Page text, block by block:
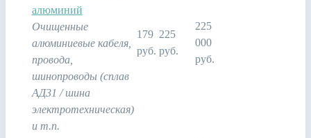
алюминий
Очищенные
алюминиевые кабеля,
провода,
шинопроводы (сплав
АД31 / шина
электротехническая)
и т.п.
179
руб.
225
руб.
225
000
руб.